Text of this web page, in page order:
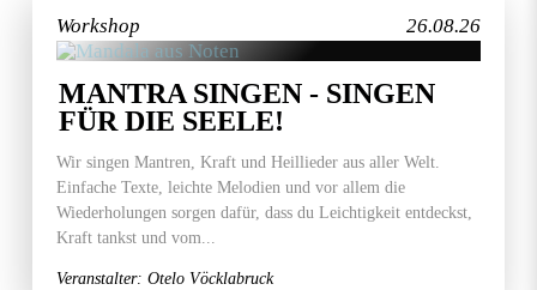
26.08.26
Workshop
MANTRA SINGEN - SINGEN
FÜR DIE SEELE!
Wir singen Mantren, Kraft und Heillieder aus aller Welt.
Einfache Texte, leichte Melodien und vor allem die
Wiederholungen sorgen dafür, dass du Leichtigkeit entdeckst,
Kraft tankst und vom...
Veranstalter: Otelo Vöcklabruck